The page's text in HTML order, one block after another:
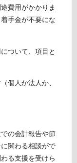
費用がかかりま
手金が不要にな
ついて、項目と
個人か法人か、
の会計報告や節
関わる相談がで
る支援を受けら